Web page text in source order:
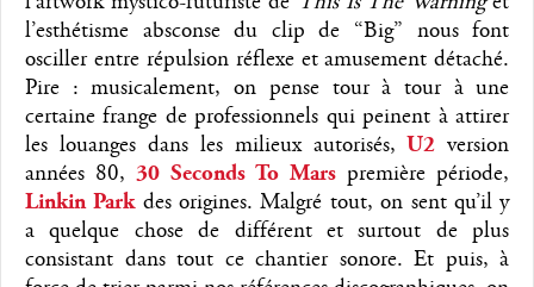
l’esthétisme absconse du clip de “Big” nous font
osciller entre répulsion réflexe et amusement détaché.
Pire : musicalement, on pense tour à tour à une
certaine frange de professionnels qui peinent à attirer
les louanges dans les milieux autorisés, U2version
années 80, 30 Seconds To Mars première période,
Linkin Park des origines. Malgré tout, on sent qu’il y
a quelque chose de différent et surtout de plus
consistant dans tout ce chantier sonore. Et puis, à